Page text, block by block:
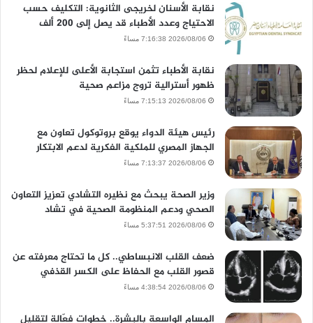
نقابة الأسنان لخريجى الثانوية: التكليف حسب
الاحتياج وعدد الأطباء قد يصل إلى 200 ألف
2026/08/06 7:16:38 مساءً
نقابة الأطباء تثمن استجابة الأعلى للإعلام لحظر
ظهور أسترالية تروج مزاعم صحية
2026/08/06 7:15:13 مساءً
رئيس هيئة الدواء يوقع بروتوكول تعاون مع
الجهاز المصري للملكية الفكرية لدعم الابتكار
2026/08/06 7:13:37 مساءً
وزير الصحة يبحث مع نظيره التشادي تعزيز التعاون
الصحي ودعم المنظومة الصحية في تشاد
2026/08/06 5:37:51 مساءً
ضعف القلب الانبساطي.. كل ما تحتاج معرفته عن
قصور القلب مع الحفاظ على الكسر القذفي
2026/08/06 4:38:54 مساءً
المسام الواسعة بالبشرة.. خطوات فعّالة لتقليل